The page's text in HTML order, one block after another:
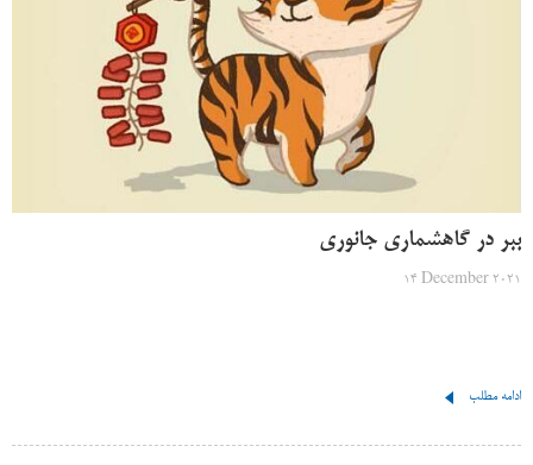
ببر در گاهشماری جانوری
14 December 2021
ادامه مطلب